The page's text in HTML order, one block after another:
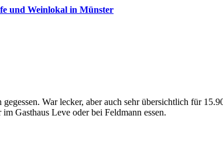
und Weinlokal in Münster
War lecker, aber auch sehr übersichtlich für
Gasthaus Leve oder bei Feldmann essen.